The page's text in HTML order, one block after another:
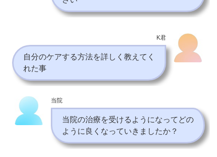
K君
自分のケアする方法を詳しく教えてく
れた事
当院
当院の治療を受けるようになってどの
ように良くなっていきましたか？